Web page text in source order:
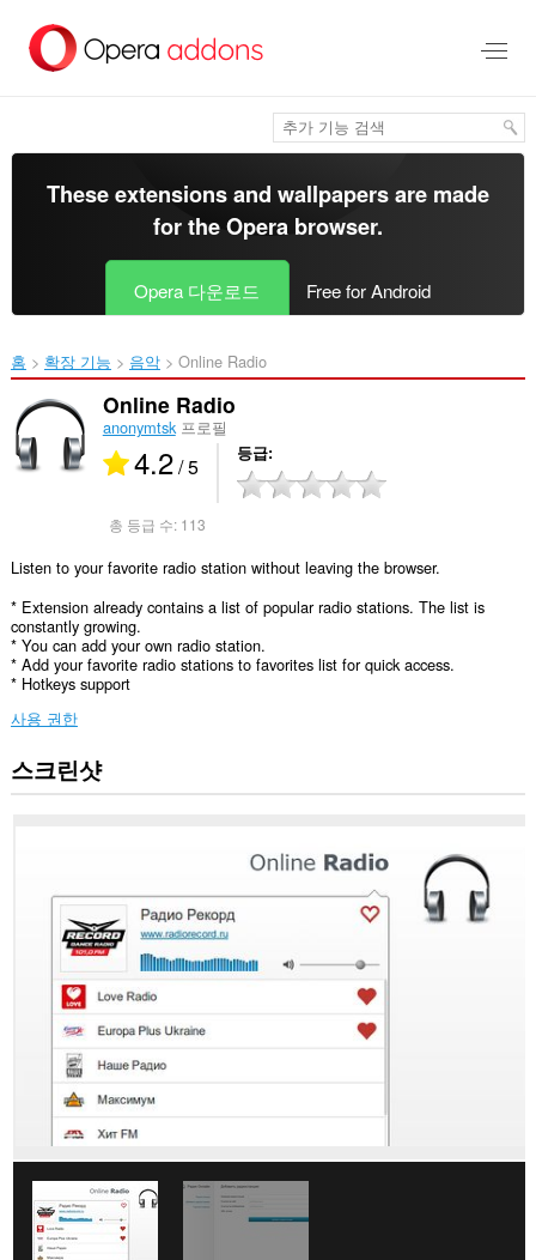
건
These extensions and wallpapers are made
for theOpera browser.
Opera 다운로드 Free for Android
홈 확장 기능 음악 Online Radio‎
Online Radio
anonymtsk프로필
4.2/ 5 등급
총 등급 수: 113
Listen to your favorite radio station without leaving the browser.
* Extension already contains a list of popular radio stations. The list is
constantly growing.
* You can add your own radio station.
* Add your favorite radio stations to favorites list for quick access.
* Hotkeys support
사용 권한
이
확
스크린샷